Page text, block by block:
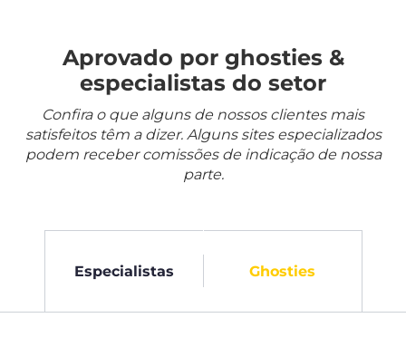
Aprovado por ghosties &
especialistas do setor
Confira o que alguns de nossos clientes mais
satisfeitos têm a dizer. Alguns sites especializados
podem receber comissões de indicação de nossa
parte.
Especialistas Ghosties